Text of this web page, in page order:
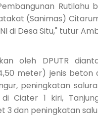
(Sanimas)
di Desa Situ," tutur
oleh DPUTR
meter) jenis beton
peningkatan
Ciater 1 kiri,
dan peningkatan